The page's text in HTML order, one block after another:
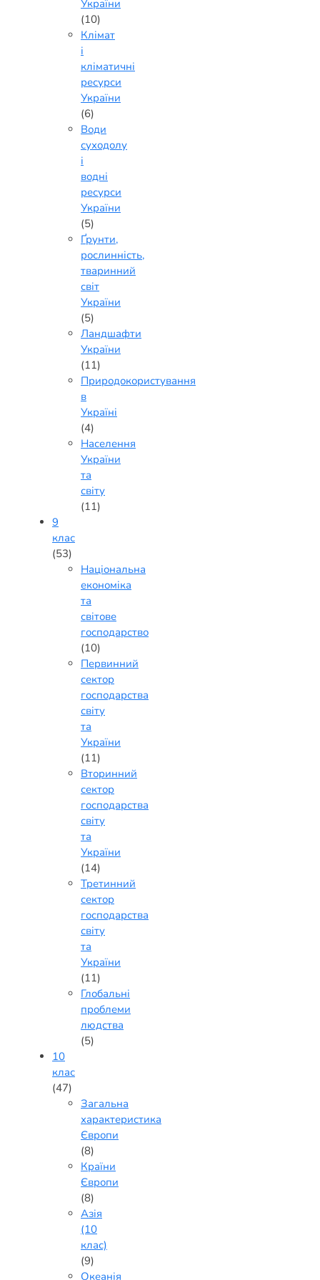
України
(10)
Клімат
і
кліматичні
ресурси
України
(6)
Води
суходолу
і
водні
ресурси
України
(5)
Ґрунти,
рослинність,
тваринний
світ
України
(5)
Ландшафти
України
(11)
Природокористування
в
Україні
(4)
Населення
України
та
світу
(11)
9
клас
(53)
Національна
економіка
та
світове
господарство
(10)
Первинний
сектор
господарства
світу
та
України
(11)
Вторинний
сектор
господарства
світу
та
України
(14)
Третинний
сектор
господарства
світу
та
України
(11)
Глобальні
проблеми
людства
(5)
10
клас
(47)
Загальна
характеристика
Європи
(8)
Країни
Європи
(8)
Азія
(10
клас)
(9)
Океанія